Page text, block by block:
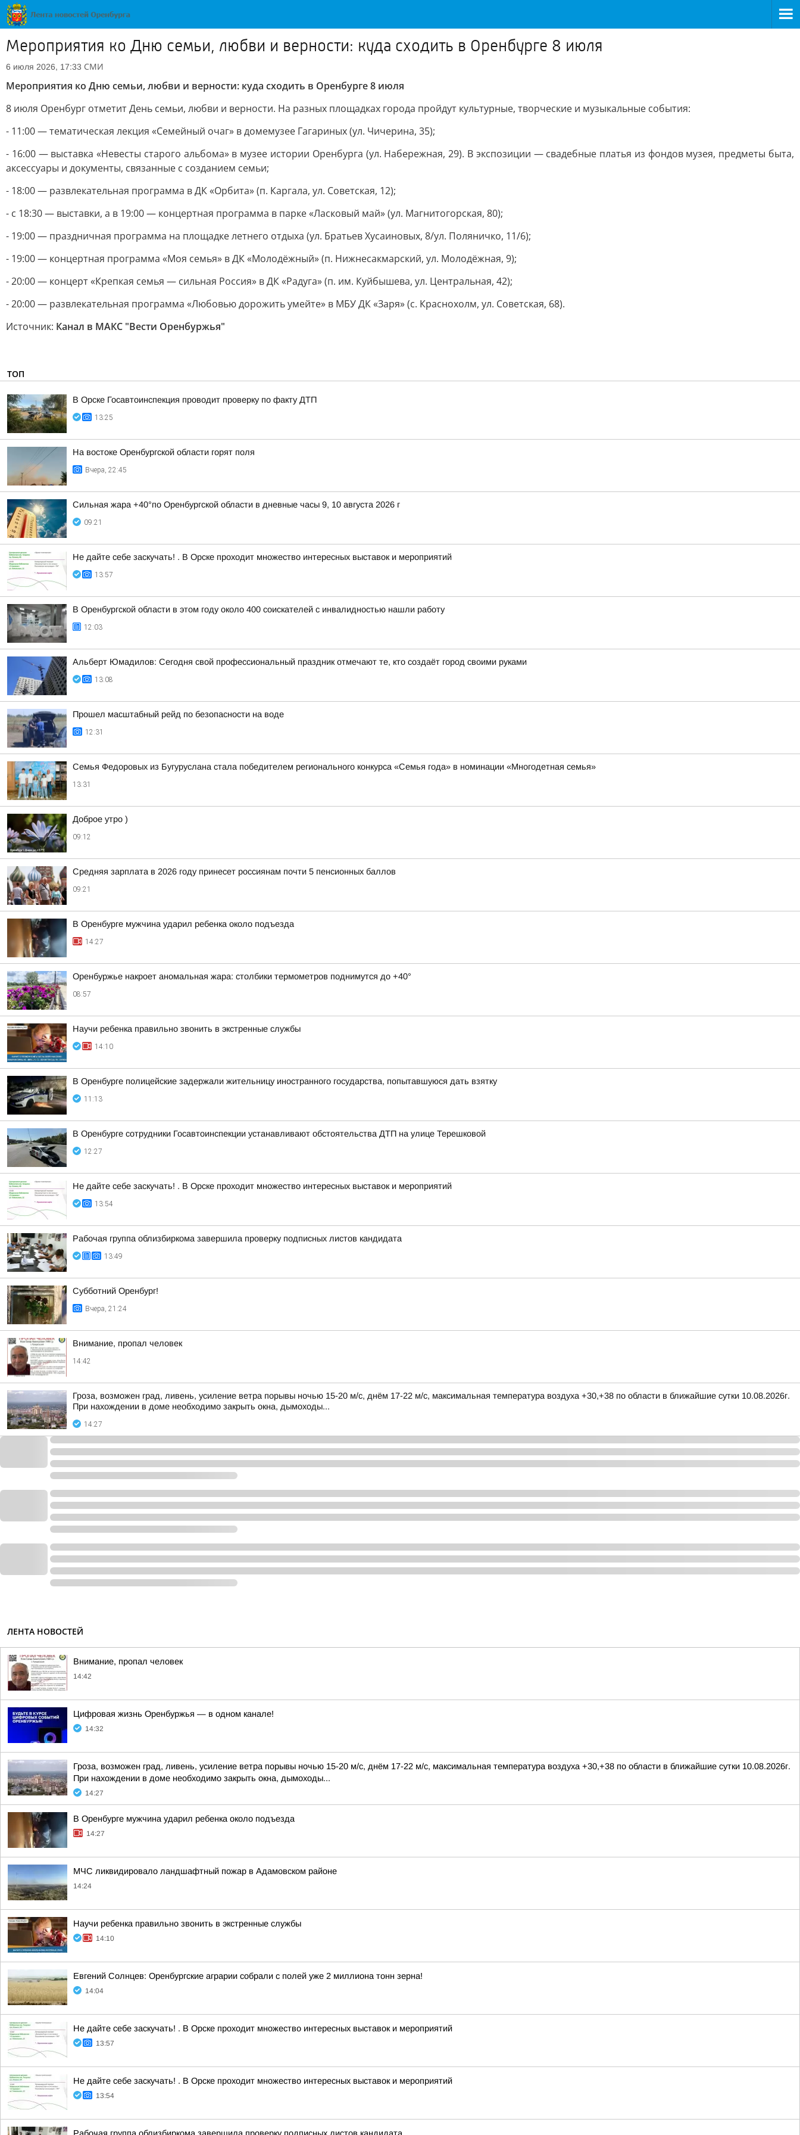
Мероприятия ко Дню семьи, любви и верности: куда сходить в Оренбурге 8 июля
6 июля 2026, 17:33 СМИ
Мероприятия ко Дню семьи, любви и верности: куда сходить в Оренбурге 8 июля
8 июля Оренбург отметит День семьи, любви и верности. На разных площадках города пройдут культурные, творческие и музыкальные события:
- 11:00 — тематическая лекция «Семейный очаг» в домемузее Гагариных (ул. Чичерина, 35);
- 16:00 — выставка «Невесты старого альбома» в музее истории Оренбурга (ул. Набережная, 29). В экспозиции — свадебные платья из фондов музея, предметы быта,
аксессуары и документы, связанные с созданием семьи;
- 18:00 — развлекательная программа в ДК «Орбита» (п. Каргала, ул. Советская, 12);
- с 18:30 — выставки, а в 19:00 — концертная программа в парке «Ласковый май» (ул. Магнитогорская, 80);
- 19:00 — праздничная программа на площадке летнего отдыха (ул. Братьев Хусаиновых, 8/ул. Поляничко, 11/6);
- 19:00 — концертная программа «Моя семья» в ДК «Молодёжный» (п. Нижнесакмарский, ул. Молодёжная, 9);
- 20:00 — концерт «Крепкая семья — сильная Россия» в ДК «Радуга» (п. им. Куйбышева, ул. Центральная, 42);
- 20:00 — развлекательная программа «Любовью дорожить умейте» в МБУ ДК «Заря» (с. Краснохолм, ул. Советская, 68).
Источник: Канал в МАКС "Вести Оренбуржья"
ТОП
В Орске Госавтоинспекция проводит проверку по факту ДТП
13:25
На востоке Оренбургской области горят поля
Вчера, 22:45
Сильная жара +40°по Оренбургской области в дневные часы 9, 10 августа 2026 г
09:21
Не дайте себе заскучать! . В Орске проходит множество интересных выставок и мероприятий
13:57
В Оренбургской области в этом году около 400 соискателей с инвалидностью нашли работу
12:03
Альберт Юмадилов: Сегодня свой профессиональный праздник отмечают те, кто создаёт город своими руками
13:08
Прошел масштабный рейд по безопасности на воде
12:31
Семья Федоровых из Бугуруслана стала победителем регионального конкурса «Семья года» в номинации «Многодетная семья»
13:31
Доброе утро )
09:12
Средняя зарплата в 2026 году принесет россиянам почти 5 пенсионных баллов
09:21
В Оренбурге мужчина ударил ребенка около подъезда
14:27
Оренбуржье накроет аномальная жара: столбики термометров поднимутся до +40°
08:57
Научи ребенка правильно звонить в экстренные службы
14:10
В Оренбурге полицейские задержали жительницу иностранного государства, попытавшуюся дать взятку
11:13
В Оренбурге сотрудники Госавтоинспекции устанавливают обстоятельства ДТП на улице Терешковой
12:27
Не дайте себе заскучать! . В Орске проходит множество интересных выставок и мероприятий
13:54
Рабочая группа облизбиркома завершила проверку подписных листов кандидата
13:49
Субботний Оренбург!
Вчера, 21:24
Внимание, пропал человек
14:42
Гроза, возможен град, ливень, усиление ветра порывы ночью 15-20 м/с, днём 17-22 м/с, максимальная температура воздуха +30,+38 по области в ближайшие сутки 10.08.2026г.
При нахождении в доме необходимо закрыть окна, дымоходы...
14:27
ЛЕНТА НОВОСТЕЙ
Внимание, пропал человек
14:42
Цифровая жизнь Оренбуржья — в одном канале!
14:32
Гроза, возможен град, ливень, усиление ветра порывы ночью 15-20 м/с, днём 17-22 м/с, максимальная температура воздуха +30,+38 по области в ближайшие сутки 10.08.2026г.
При нахождении в доме необходимо закрыть окна, дымоходы...
14:27
В Оренбурге мужчина ударил ребенка около подъезда
14:27
МЧС ликвидировало ландшафтный пожар в Адамовском районе
14:24
Научи ребенка правильно звонить в экстренные службы
14:10
Евгений Солнцев: Оренбургские аграрии собрали с полей уже 2 миллиона тонн зерна!
14:04
Не дайте себе заскучать! . В Орске проходит множество интересных выставок и мероприятий
13:57
Не дайте себе заскучать! . В Орске проходит множество интересных выставок и мероприятий
13:54